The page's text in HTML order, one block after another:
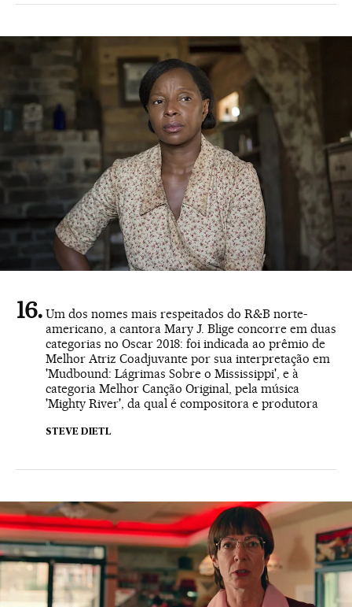
Um dos nomes mais respeitados do R&B norte-
americano, a cantora Mary J. Blige concorre em duas
categorias no Oscar 2018: foi indicada ao prêmio de
Melhor Atriz Coadjuvante por sua interpretação em
'Mudbound: Lágrimas Sobre o Mississippi', e à
categoria Melhor Canção Original, pela música
'Mighty River', da qual é compositora e produtora
STEVE DIETL